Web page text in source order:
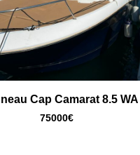
Cap Camarat 8.5 WA
75000€